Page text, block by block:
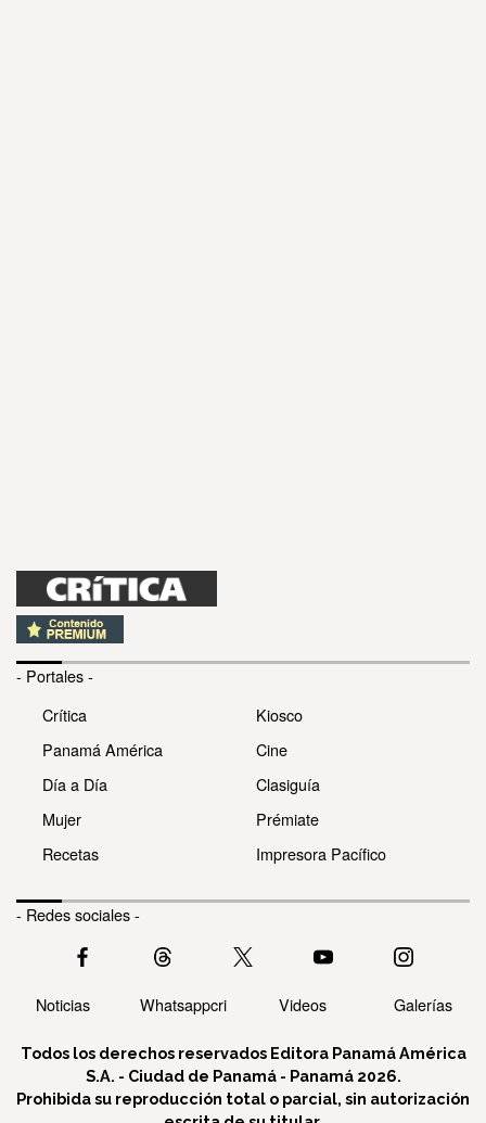
- Portales -
Crítica
Panamá América
Día a Día
Mujer
Recetas
Kiosco
Cine
Clasiguía
Prémiate
Impresora Pacífico
- Redes sociales -
Noticias Whatsappcri Videos Galerías
Todos los derechos reservados Editora Panamá América
S.A. - Ciudad de Panamá - Panamá 2026.
Prohibida su reproducción total o parcial, sin autorización